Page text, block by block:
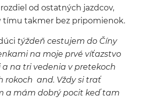
od ostatných jazdcov,
tímu takmer bez pripomienok.
týždeň cestujem do Číny
na moje prvé víťazstvo
na tri vedenia v pretekoch
rokoch and. Vždy si trať
a mám dobrý pocit keď tam